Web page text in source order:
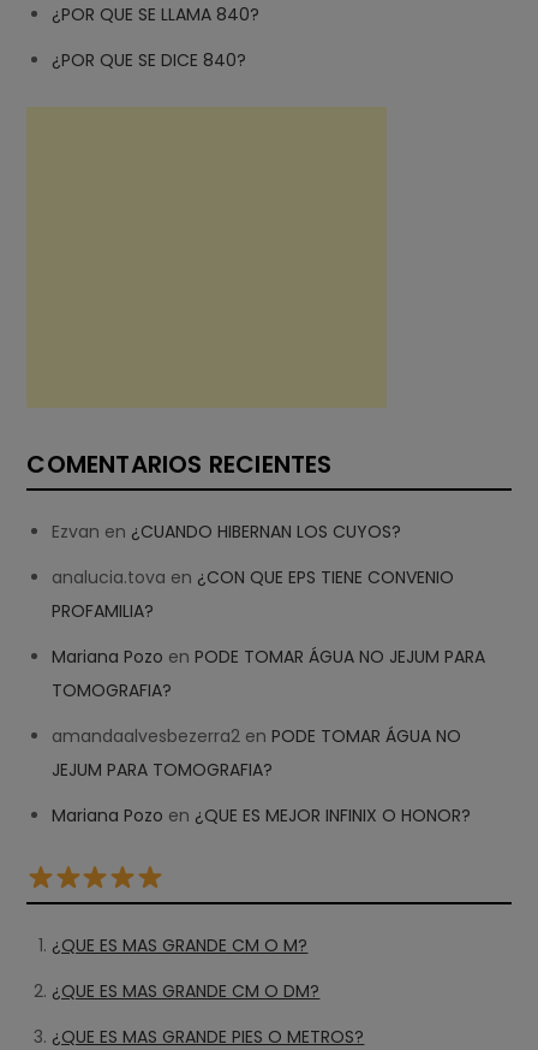
¿POR QUE SE LLAMA 840?
¿POR QUE SE DICE 840?
COMENTARIOS RECIENTES
Ezvan en ¿CUANDO HIBERNAN LOS CUYOS?
analucia.tova en ¿CON QUE EPS TIENE CONVENIO
PROFAMILIA?
Mariana Pozo enPODE TOMAR ÁGUA NO JEJUM PARA
TOMOGRAFIA?
amandaalvesbezerra2 enPODE TOMAR ÁGUA NO
JEJUM PARA TOMOGRAFIA?
Mariana Pozo en ¿QUE ES MEJOR INFINIX O HONOR?
¿QUE ES MAS GRANDE CM O M?
¿QUE ES MAS GRANDE CM O DM?
¿QUE ES MAS GRANDE PIES O METROS?